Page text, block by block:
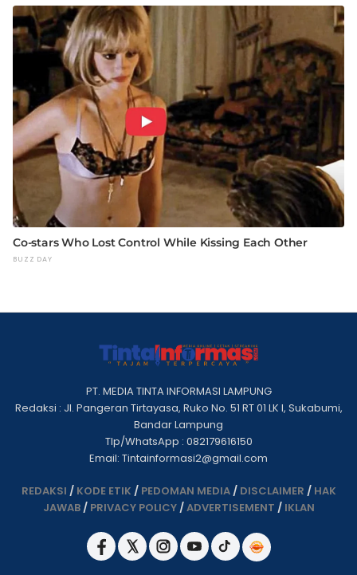
PT. MEDIA TINTA INFORMASI LAMPUNG
Redaksi : Jl. Pangeran Tirtayasa, Ruko No. 51 RT 01 LK I, Sukabumi,
Bandar Lampung
Tlp/WhatsApp : 082179616150
Email: Tintainformasi2@gmail.com
REDAKSI / KODE ETIK / PEDOMAN MEDIA/ DISCLAIMER / HAK
JAWAB/ PRIVACY POLICY/ADVERTISEMENT / IKLAN